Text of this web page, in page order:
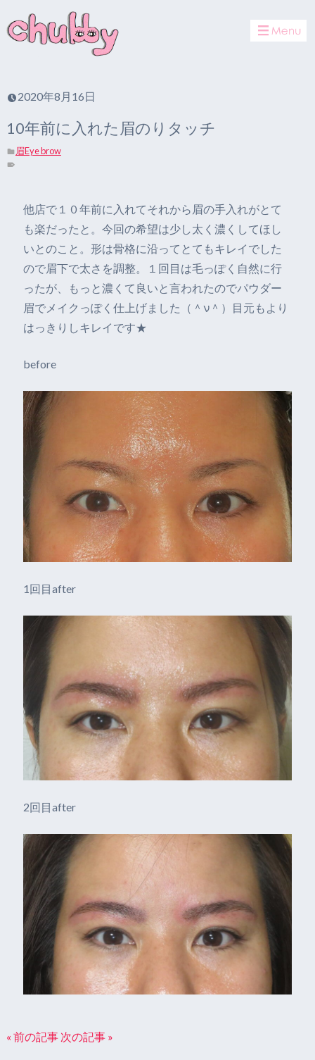
2020年8月16日
10年前に入れた眉のりタッチ
眉Eye brow
他店で１０年前に入れてそれから眉の手入れがとて
も楽だったと。今回の希望は少し太く濃くしてほし
いとのこと。形は骨格に沿ってとてもキレイでした
ので眉下で太さを調整。１回目は毛っぽく自然に行
ったが、もっと濃くて良いと言われたのでパウダー
眉でメイクっぽく仕上げました（＾ν＾）目元もより
はっきりしキレイです★
before
1回目after
2回目after
« 前の記事 次の記事 »